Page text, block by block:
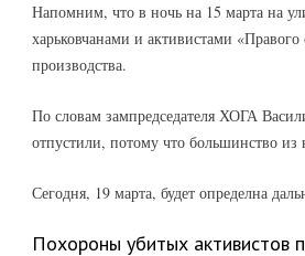
Напомним, что в ночь на 15 марта на
харьковчанами и активистами
производства.
По словам зампредседателя ХОГА
отпустили, потому что большинство
Сегодня, 19 марта, будет определна
Похороны убитых активистов